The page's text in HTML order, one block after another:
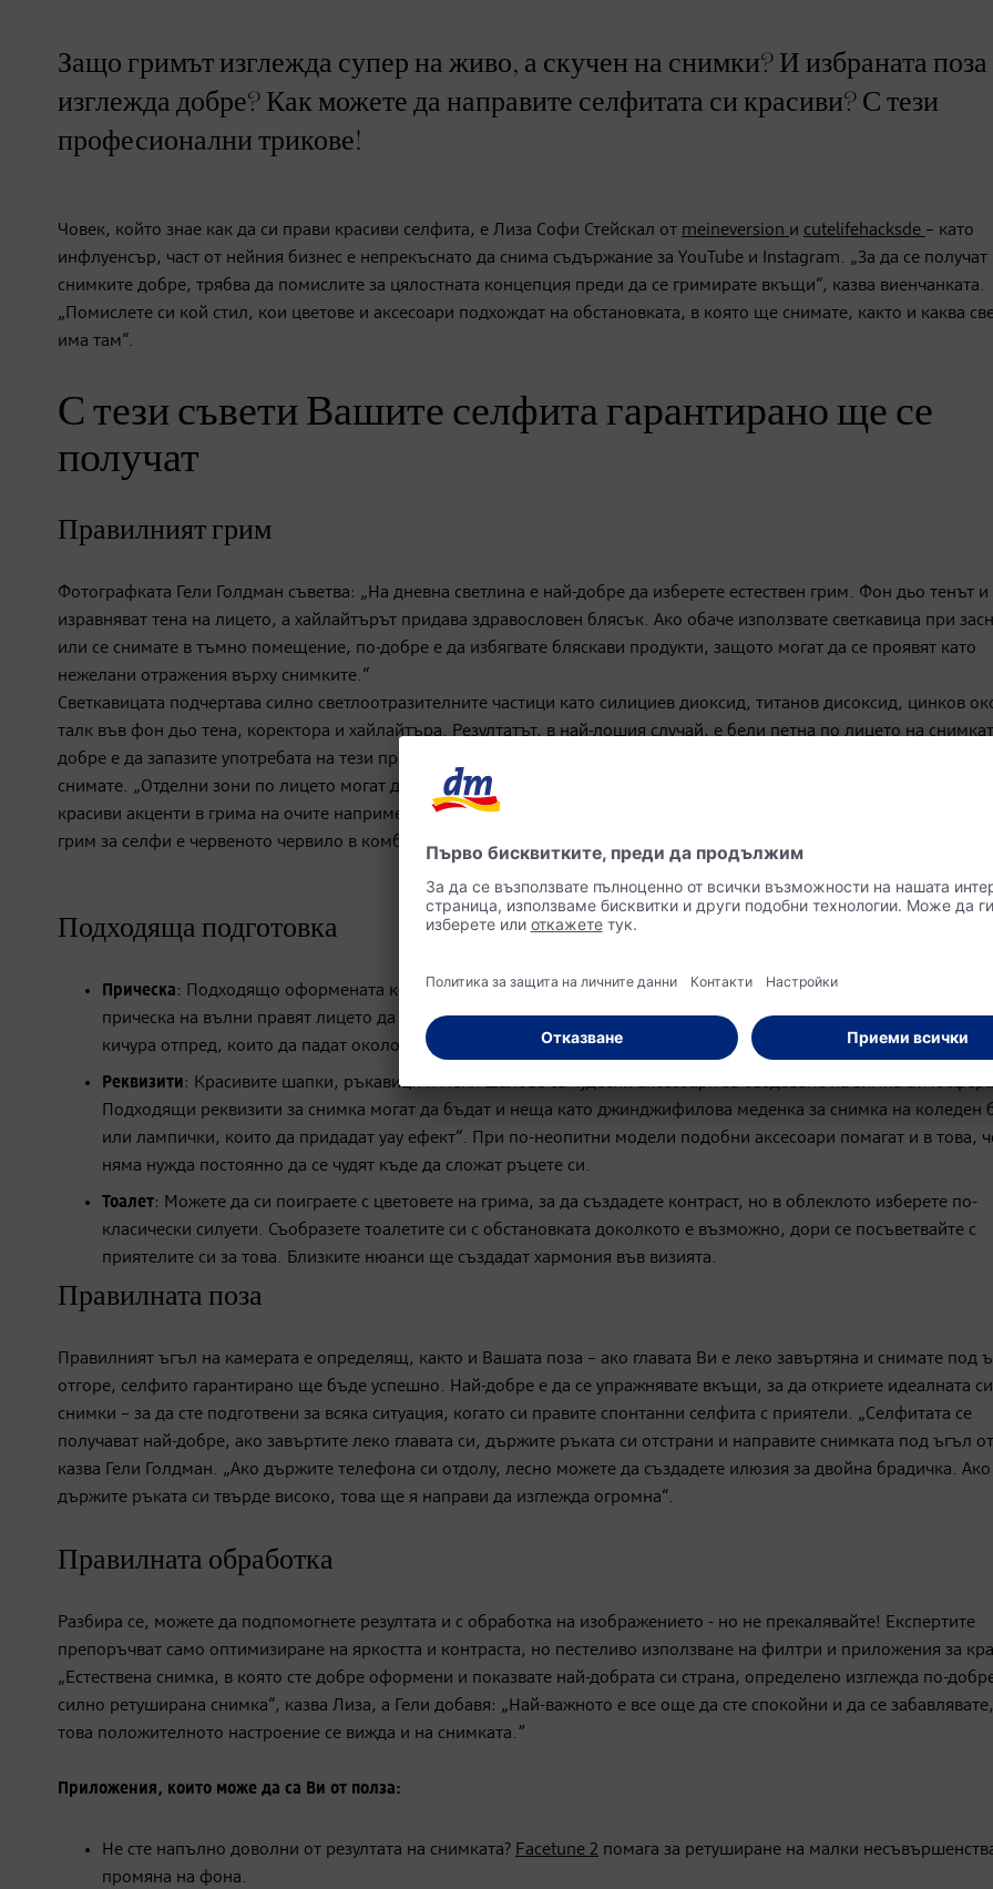
Защо гримът изглежда супер на живо, а скучен на снимки? И избраната поза
изглежда добре? Как можете да направите селфитата си красиви? С тези
професионални трикове!
Човек, който знае как да си прави красиви селфита, е Лиза Софи Стейскал от meineversion и cutelifehacksde – като
инфлуенсър, част от нейния бизнес е непрекъснато да снима съдържание за YouTube и Instagram. „За да се получат
снимките добре, трябва да помислите за цялостната концепция преди да се гримирате вкъщи“, казва виенчанката.
„Помислете си кой стил, кои цветове и аксесоари подхождат на обстановката, в която ще снимате, както и каква
има там“.
С тези съвети Вашите селфита гарантирано ще се
получат
Правилният грим
Фотографката Гели Голдман съветва: „На дневна светлина е най-добре да изберете естествен грим. Фон дьо тенът и
изравняват тена на лицето, а хайлайтърът придава здравословен блясък. Ако обаче използвате светкавица при
или се снимате в тъмно помещение, по-добре е да избягвате бляскави продукти, защото могат да се проявят като
нежелани отражения върху снимките.“
Светкавицата подчертава силно светлоотразителните частици като силициев диоксид, титанов дисоксид, цинков
талк във фон дьо тена, коректора и хайлайтъра. Резултатът, в най-лошия случай, е бели петна по лицето на
добре е да запазите употребата на тези продукти за през деня, или да ги нанасяте пестеливо и равномерно, ако ще
снимате. „Отделни зони по лицето могат да бъдат подчертани с хайлайтър“ казва инфлуенсърката Лиза. Така се
красиви акценти в грима на очите например, без да изглежда толкова натрапчиво като тъмните сенки за очи.
грим за селфи е червеното червило в комбинация с изкуствени мигли, които да отворят погледа“.
Подходяща подготовка
Прическа: Подходящо оформената коса увеличава шанса за успех на снимките, казва Лиза: „Пуснатата коса и
прическа на вълни правят лицето да изглежда по-меко. Ако носите шапка, не забравяйте да извадите няколко
кичура отпред, които да падат около лицето. Добавете и някои аксесоари, ако косата Ви е къса.“
Реквизити: Красивите шапки, ръкавици и меки шалове са чудесни аксесоари за създаване на зимна
Подходящи реквизити за снимка могат да бъдат и неща като джинджифилова меденка за снимка на коледен
или лампички, които да придадат уау ефект“. При по-неопитни модели подобни аксесоари помагат и в това,
няма нужда постоянно да се чудят къде да сложат ръцете си.
Тоалет: Можете да си поиграете с цветовете на грима, за да създадете контраст, но в облеклото изберете по-
класически силуети. Съобразете тоалетите си с обстановката доколкото е възможно, дори се посъветвайте с
приятелите си за това. Близките нюанси ще създадат хармония във визията.
Правилната поза
Правилният ъгъл на камерата е определящ, както и Вашата поза – ако главата Ви е леко завъртяна и снимате под
отгоре, селфито гарантирано ще бъде успешно. Най-добре е да се упражнявате вкъщи, за да откриете идеалната
снимки – за да сте подготвени за всяка ситуация, когато си правите спонтанни селфита с приятели. „Селфитата се
получават най-добре, ако завъртите леко главата си, държите ръката си отстрани и направите снимката под ъгъл
казва Гели Голдман. „Ако държите телефона си отдолу, лесно можете да създадете илюзия за двойна брадичка. Ако
държите ръката си твърде високо, това ще я направи да изглежда огромна“.
Правилната обработка
Разбира се, можете да подпомогнете резултата и с обработка на изображението - но не прекалявайте! Експертите
препоръчват само оптимизиране на яркостта и контраста, но пестеливо използване на филтри и приложения за
„Естествена снимка, в която сте добре оформени и показвате най-добрата си страна, определено изглежда по-
силно ретуширана снимка“, казва Лиза, а Гели добавя: „Най-важното е все още да сте спокойни и да се
това положителното настроение се вижда и на снимката.”
Приложения, които може да са Ви от полза:
Не сте напълно доволни от резултата на снимката? Facetune 2 помага за ретуширане на малки
промяна на фона.